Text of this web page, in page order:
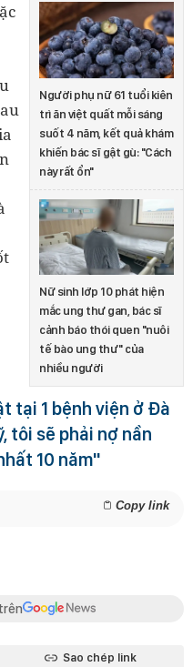
Người phụ nữ 61 tuổi kiên
trì ăn việt quất mỗi sáng
suốt 4 năm, kết quả khám
khiến bác sĩ gật gù: "Cách
này rất ổn"
Nữ sinh lớp 10 phát hiện
mắc ung thư gan, bác sĩ
cảnh báo thói quen "nuôi
tế bào ung thư" của
nhiều người
tại 1 bệnh viện ở Đà
tôi sẽ phải nợ nần
10 năm"
Copy link
Sao chép link